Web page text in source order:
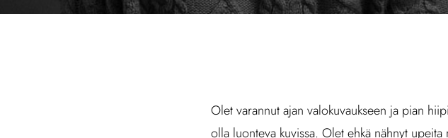
Olet varannut ajan valokuvaukseen ja pian
olla luonteva kuvissa. Olet ehkä nähnyt